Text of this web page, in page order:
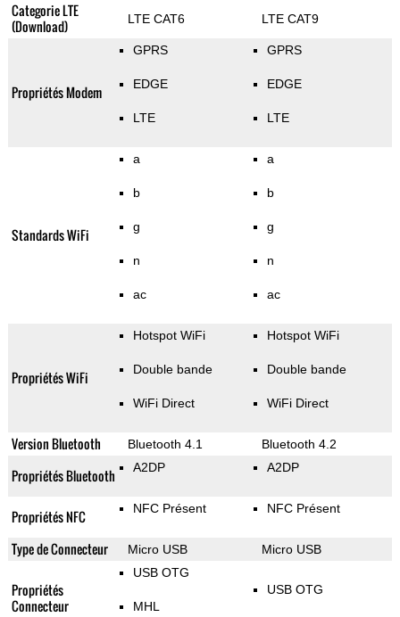
Categorie LTE
(Download)
LTE CAT6 LTE CAT9
Propriétés Modem
GPRS
EDGE
LTE
GPRS
EDGE
LTE
Standards WiFi
a
b
g
n
ac
a
b
g
n
ac
Propriétés WiFi
Hotspot WiFi
Double bande
WiFi Direct
Hotspot WiFi
Double bande
WiFi Direct
Version Bluetooth Bluetooth 4.1 Bluetooth 4.2
Propriétés Bluetooth A2DP A2DP
Propriétés NFC NFC Présent NFC Présent
Type de Connecteur Micro USB Micro USB
Propriétés
Connecteur
USB OTG
MHL
USB OTG